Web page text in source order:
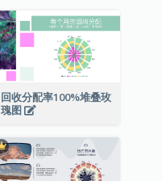
回收分配率100%堆叠玫
瑰图